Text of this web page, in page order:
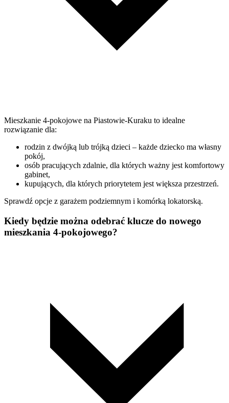
Mieszkanie 4-pokojowe na Piastowie-Kuraku to idealne
rozwiązanie dla:
rodzin z dwójką lub trójką dzieci – każde dziecko ma własny
pokój,
osób pracujących zdalnie, dla których ważny jest komfortowy
gabinet,
kupujących, dla których priorytetem jest większa przestrzeń.
Sprawdź opcje z garażem podziemnym i komórką lokatorską.
Kiedy będzie można odebrać klucze do nowego
mieszkania 4-pokojowego?